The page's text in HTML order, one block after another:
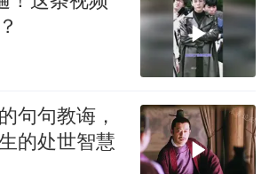
句句教诲，
的处世智慧